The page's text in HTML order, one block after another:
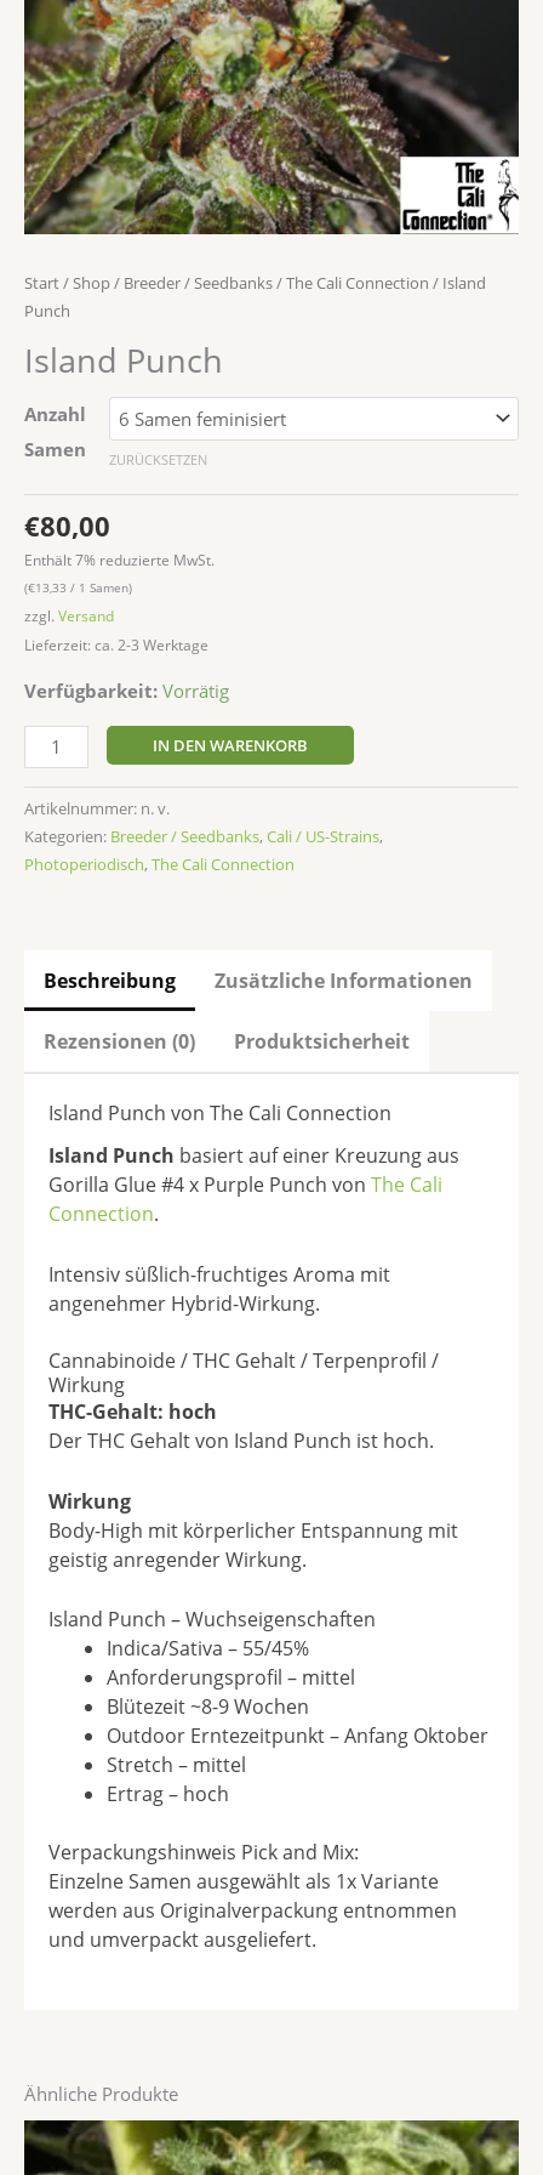
Start/Shop/ Breeder / Seedbanks/The Cali Connection / Island
Punch
Island Punch
Anzahl
Samen
ZURÜCKSETZEN
€80,00
Enthält 7% reduzierte MwSt.
(€13,33 / 1 Samen)
zzgl. Versand
Lieferzeit: ca. 2-3 Werktage
Verfügbarkeit: Vorrätig
IN DEN WARENKORB
Artikelnummer: n. v.
Kategorien: Breeder / Seedbanks, Cali / US-Strains,
Photoperiodisch, The Cali Connection
Beschreibung Zusätzliche Informationen
Rezensionen (0) Produktsicherheit
Island Punch von The Cali Connection
Island Punch basiert auf einer Kreuzung aus
Gorilla Glue #4 x Purple Punch von The Cali
Connection.
Intensiv süßlich-fruchtiges Aroma mit
angenehmer Hybrid-Wirkung.
Cannabinoide / THC Gehalt / Terpenprofil /
Wirkung
THC-Gehalt: hoch
Der THC Gehalt von Island Punch ist hoch.
Wirkung
Body-High mit körperlicher Entspannung mit
geistig anregender Wirkung.
Island Punch – Wuchseigenschaften
Indica/Sativa – 55/45%
Anforderungsprofil – mittel
Blütezeit ~8-9 Wochen
Outdoor Erntezeitpunkt – Anfang Oktober
Stretch – mittel
Ertrag – hoch
Verpackungshinweis Pick and Mix:
Einzelne Samen ausgewählt als 1x Variante
werden aus Originalverpackung entnommen
und umverpackt ausgeliefert.
Ähnliche Produkte
Preisspanne:
€19,80
Dieses
Produkt